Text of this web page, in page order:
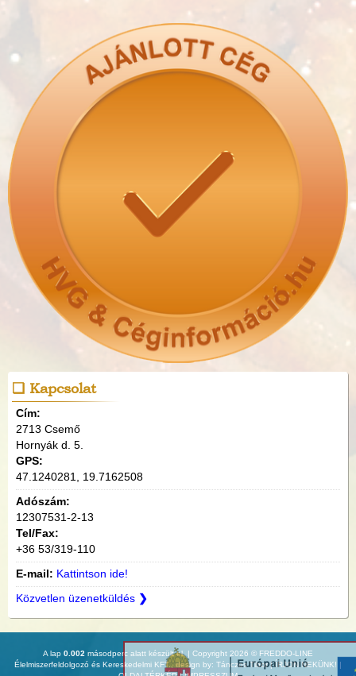
Kapcsolat
Cím:
2713 Csemő
Hornyák d. 5.
GPS:
47.1240281, 19.7162508
Adószám:
12307531-2-13
Tel/Fax:
+36 53/319-110
E-mail: Kattintson ide!
Közvetlen üzenetküldés ❯
A lap 0.002 másodperc alatt készült el. | Copyright 2026 © FREDDO-LINE
Élelmiszerfeldolgozó és Kereskedelmi KFT., design by: Tánczos Tibor|ÍRJON NEKÜNK! |